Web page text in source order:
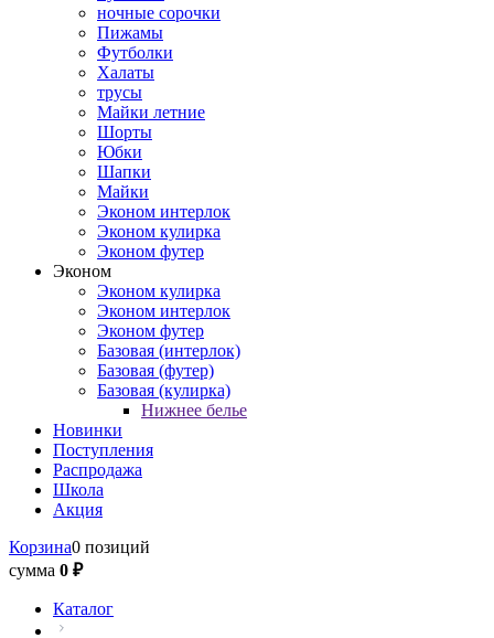
ночные сорочки
Пижамы
Футболки
Халаты
трусы
Майки летние
Шорты
Юбки
Шапки
Майки
Эконом интерлок
Эконом кулирка
Эконом футер
Эконом
Эконом кулирка
Эконом интерлок
Эконом футер
Базовая (интерлок)
Базовая (футер)
Базовая (кулирка)
Нижнее белье
Новинки
Поступления
Распродажа
Школа
Акция
Корзина0 позиций
сумма 0 ₽
Каталог